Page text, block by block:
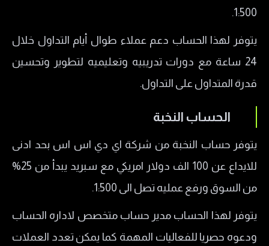
1:500.
يتوفر لهذا الحساب دعم عملاء طوال أيام التداول خلال
24 ساعة مع دورات تدريبيه وتعليميه لتطوير وتحسين
قدرة المتداول على التداول.
الحساب النخبة
يتوفر حساب النخبة من شركة اي دي اس اس بحد ادنى
للايداع عن 100 الف دولار امريكي مع سبريد يبدأ من 25%
من السوق ورفع عمليه تصل الى 1:500.
يتوفر لهذا الحساب مدير حساب متخصص لاداره الحساب
ودعوه حصريا للفعاليات المهمة كما يمكن تعدد العملات